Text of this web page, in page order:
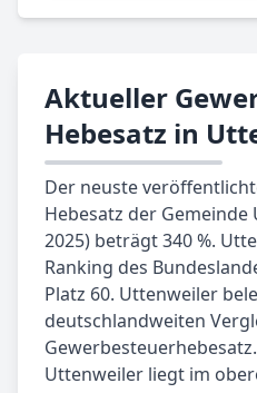
Aktueller
Hebesatz in
Der neuste
Hebesatz der Gemeinde
2025) beträgt 340 %.
Ranking des
Platz 60. Uttenweiler
deutschlandweiten
Uttenweiler liegt im